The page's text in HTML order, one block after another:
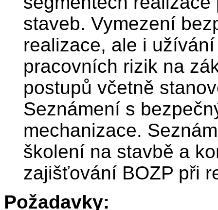
staveb. Vymezení
realizace, ale i
pracovních rizik na
postupů včetně
Seznámení s
mechanizace.
školení na stavbě a
zajišťování BOZP při
Požadavky: